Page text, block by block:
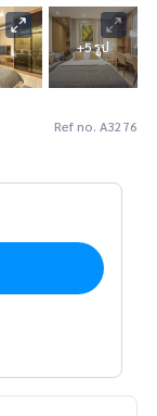
+5 รูป
Ref no. A3276